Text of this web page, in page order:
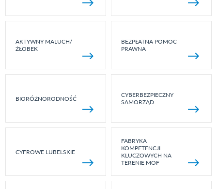
AKTYWNY MALUCH/
ŻŁOBEK
BEZPŁATNA POMOC
PRAWNA
BIORÓŻNORODNOŚĆ
CYBERBEZPIECZNY
SAMORZĄD
CYFROWE LUBELSKIE
FABRYKA
KOMPETENCJI
KLUCZOWYCH NA
TERENIE MOF